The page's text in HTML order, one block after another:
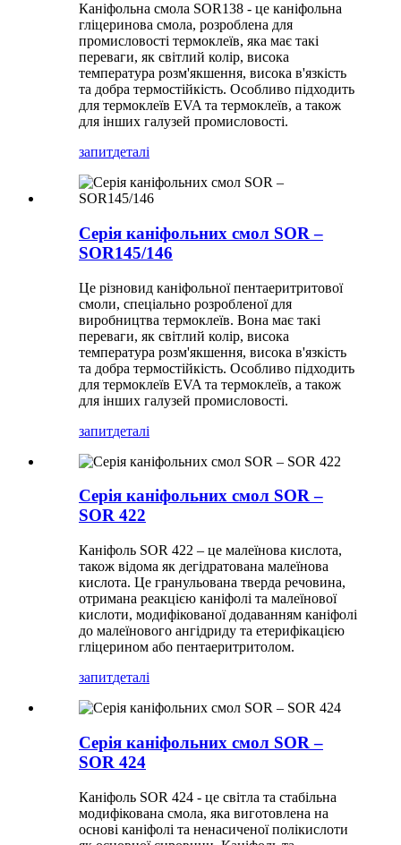
Каніфольна смола SOR138 - це каніфольна
гліцеринова смола, розроблена для
промисловості термоклеїв, яка має такі
переваги, як світлий колір, висока
температура розм'якшення, висока в'язкість
та добра термостійкість. Особливо підходить
для термоклеїв EVA та термоклеїв, а також
для інших галузей промисловості.
запитдеталі
Серія каніфольних смол SOR –
SOR145/146
Це різновид каніфольної пентаеритритової
смоли, спеціально розробленої для
виробництва термоклеїв. Вона має такі
переваги, як світлий колір, висока
температура розм'якшення, висока в'язкість
та добра термостійкість. Особливо підходить
для термоклеїв EVA та термоклеїв, а також
для інших галузей промисловості.
запитдеталі
Серія каніфольних смол SOR –
SOR 422
Каніфоль SOR 422 – це малеїнова кислота,
також відома як дегідратована малеїнова
кислота. Це гранульована тверда речовина,
отримана реакцією каніфолі та малеїнової
кислоти, модифікованої додаванням каніфолі
до малеїнового ангідриду та етерифікацією
гліцерином або пентаеритритолом.
запитдеталі
Серія каніфольних смол SOR –
SOR 424
Каніфоль SOR 424 - це світла та стабільна
модифікована смола, яка виготовлена ​​на
основі каніфолі та ненасиченої полікислоти